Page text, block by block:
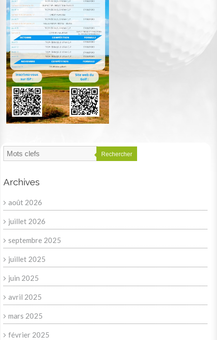
Rechercher
Archives
août 2026
juillet 2026
septembre 2025
juillet 2025
juin 2025
avril 2025
mars 2025
février 2025